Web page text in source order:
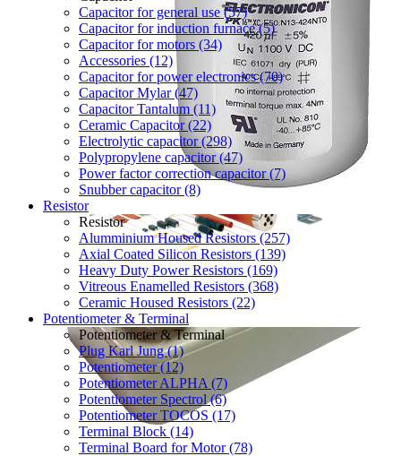
Capacitor for general use (57)
Capacitor for induction furnace (5)
Capacitor for motors (34)
Accessories (12)
Capacitor for power electronics (70)
Capacitor Mylar (47)
Capacitor Tantalum (11)
Ceramic Capacitor (22)
Electrolytic capacitor (298)
Polypropylene capacitor (47)
Power factor correction capacitor (7)
Snubber capacitor (8)
Resistor
Resistor
Alumminium Housed Resistors (257)
Axial Coated Silicon Resistors (139)
Heavy Duty Power Resistors (169)
Vitreous Enamelled Resistors (368)
Ceramic Housed Resistors (22)
Potentiometer & Terminal
Potentiometer & Terminal
Plug Karl Jung (1)
Potentiometer (12)
Potentiometer ALPHA (7)
Potentiometer Spectrol (6)
Potentiometer TOCOS (17)
Terminal Block (14)
Terminal Board for Motor (78)